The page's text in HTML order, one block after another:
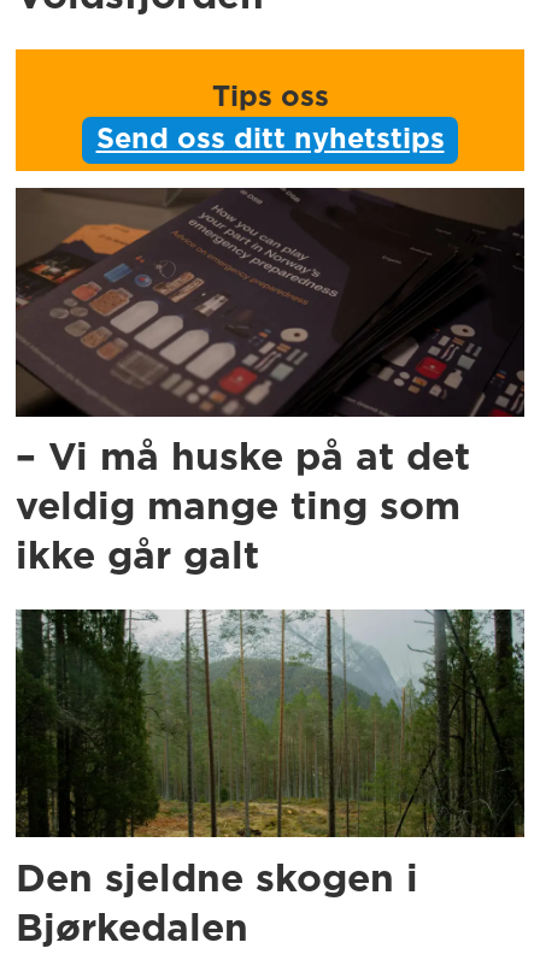
Tips oss
Send oss ditt nyhetstips
– Vi må huske på at det
veldig mange ting som
ikke går galt
Den sjeldne skogen i
Bjørkedalen